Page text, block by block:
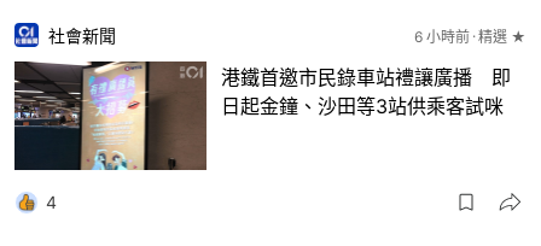
社會新聞 6 小時前 精選 ★
港鐵首邀市民錄車站禮讓廣播 即
日起金鐘、沙田等3站供乘客試咪
4